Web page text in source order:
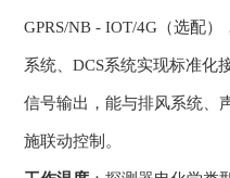
GPRS/NB - IOT/4G（选配
系统、DCS系统实现标准化
信号输出，能与排风系统、
施联动控制。